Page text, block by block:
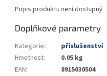
Popis produktu není dostupný
Doplňkové parametry
Kategorie:
příslušenství
Hmotnost:
0.05 kg
EAN:
8915030504